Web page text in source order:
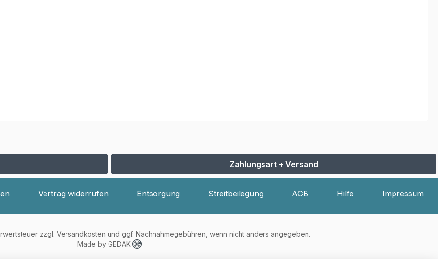
Zahlungsart + Versand
Vertrag widerrufen Entsorgung Streitbeilegung AGB Hilfe Impressum
zzgl. Versandkosten und ggf. Nachnahmegebühren, wenn nicht anders angegeben.
Made by GEDAK